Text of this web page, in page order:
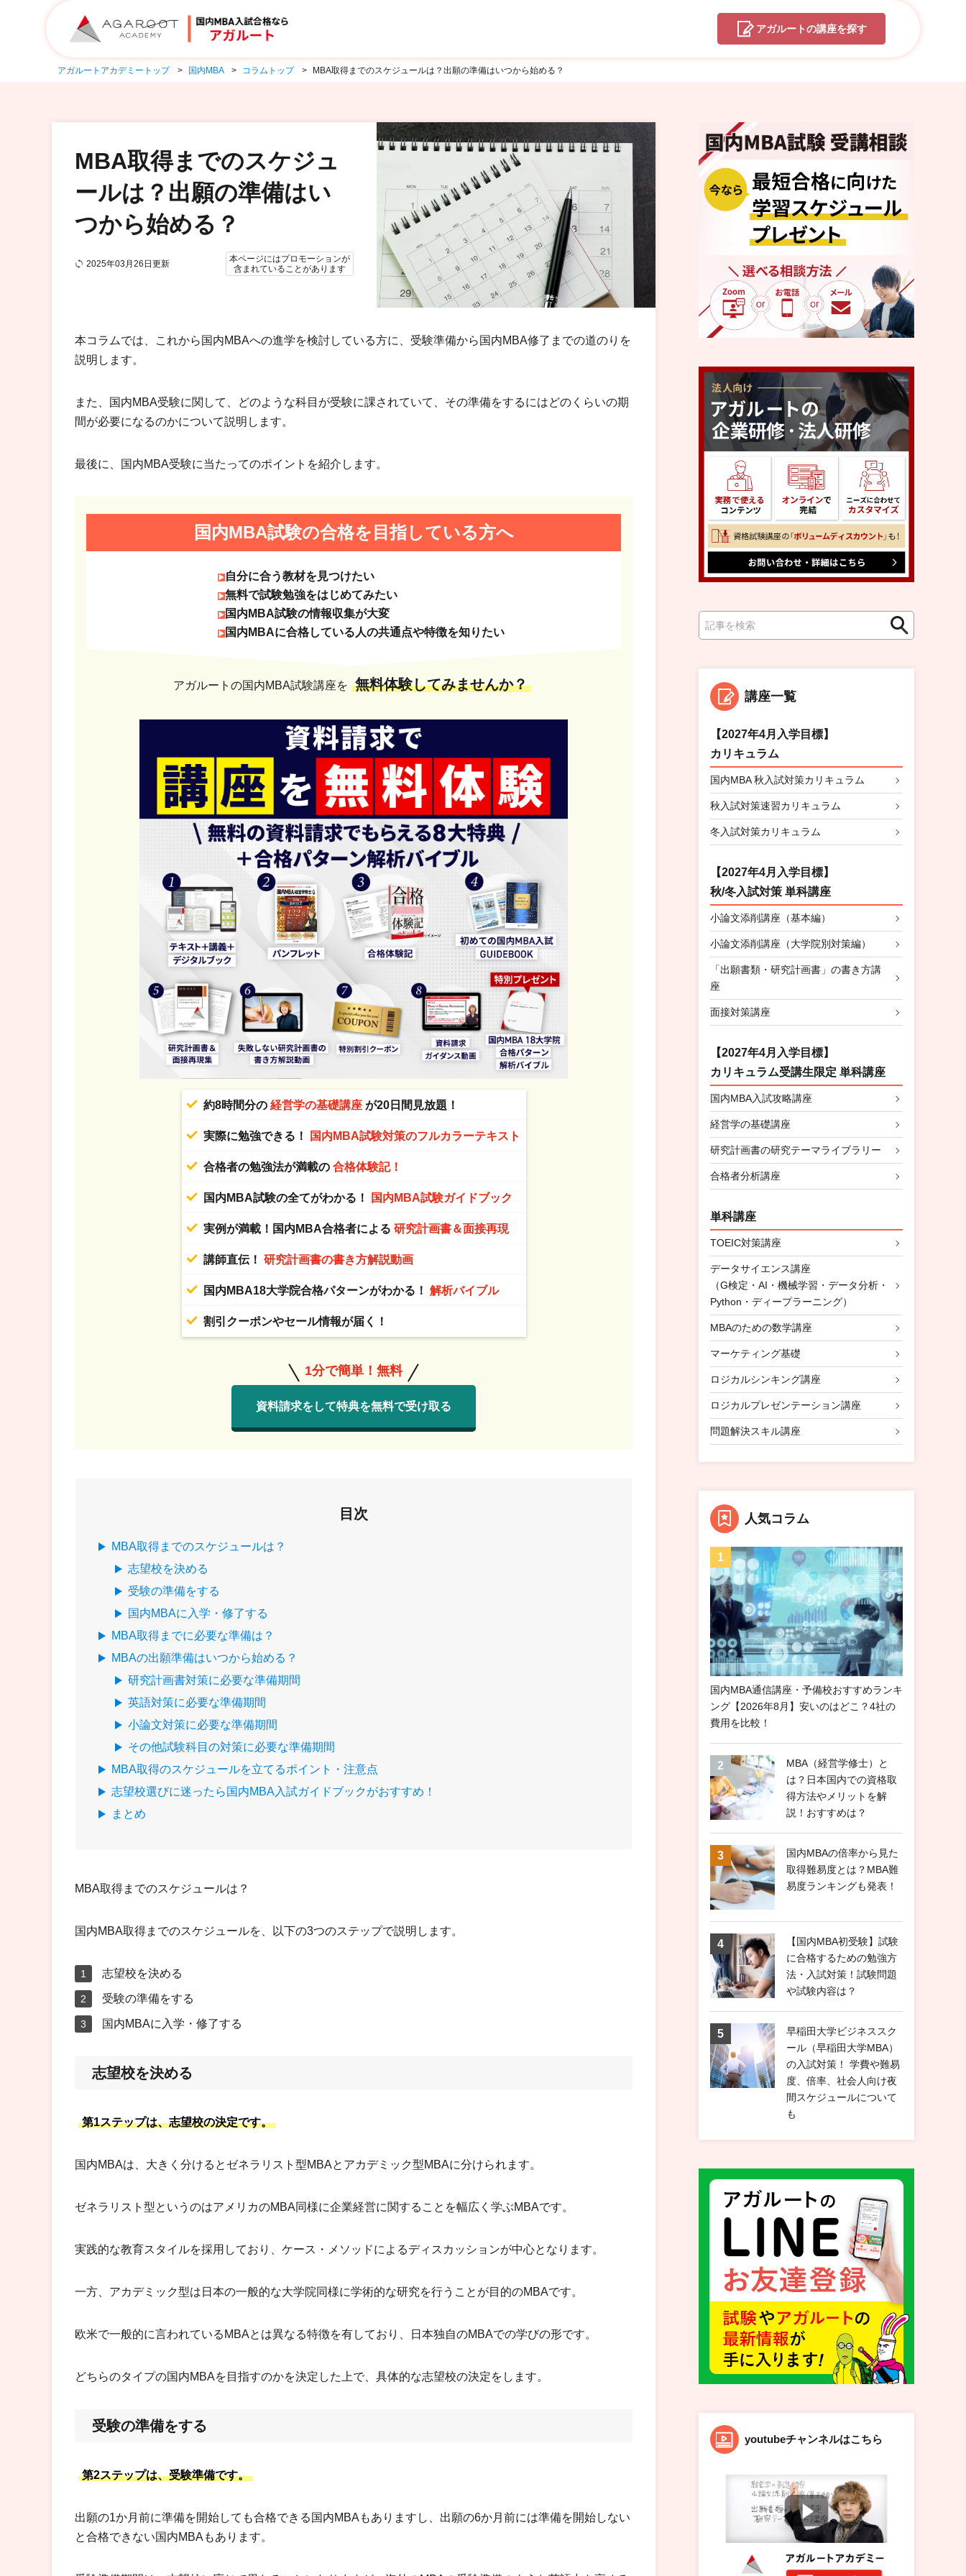
アガルートの講座を探す
アガルートアカデミートップ 国内MBA コラムトップ MBA取得までのスケジュールは？出願の準備はいつから始める？
MBA取得までのスケジュ
ールは？出願の準備はい
つから始める？
2025年03月26日更新
本ページにはプロモーションが
含まれていることがあります
本コラムでは、これから国内MBAへの進学を検討している方に、受験準備から国内MBA修了までの道のりを
説明します。
また、国内MBA受験に関して、どのような科目が受験に課されていて、その準備をするにはどのくらいの期
間が必要になるのかについて説明します。
最後に、国内MBA受験に当たってのポイントを紹介します。
国内MBA試験の合格を 目指している方へ
自分に合う教材を見つけたい
無料で試験勉強をはじめてみたい
国内MBA試験の情報収集が大変
国内MBAに合格している人の共通点や特徴を知りたい
アガルートの国内MBA試験講座を 無料体験してみませんか？
約8時間分の 経営学の基礎講座が20日間見放題！
実際に勉強できる！ 国内MBA試験対策のフルカラーテキスト
合格者の勉強法が満載の 合格体験記！
国内MBA試験の全てがわかる！ 国内MBA試験ガイドブック
実例が満載！国内MBA合格者による 研究計画書＆面接再現
講師直伝！ 研究計画書の書き方解説動画
国内MBA18大学院合格パターンがわかる！ 解析バイブル
割引クーポンやセール情報が届く！
1分で簡単！無料
資料請求をして特典を無料で受け取る
目次
MBA取得までのスケジュールは？
志望校を決める
受験の準備をする
国内MBAに入学・修了する
MBA取得までに必要な準備は？
MBAの出願準備はいつから始める？
研究計画書対策に必要な準備期間
英語対策に必要な準備期間
小論文対策に必要な準備期間
その他試験科目の対策に必要な準備期間
MBA取得のスケジュールを立てるポイント・注意点
志望校選びに迷ったら国内MBA入試ガイドブックがおすすめ！
まとめ
MBA取得までのスケジュールは？
国内MBA取得までのスケジュールを、以下の3つのステップで説明します。
志望校を決める
受験の準備をする
国内MBAに入学・修了する
志望校を決める
第1ステップは、志望校の決定です。
国内MBAは、大きく分けるとゼネラリスト型MBAとアカデミック型MBAに分けられます。
ゼネラリスト型というのはアメリカのMBA同様に企業経営に関することを幅広く学ぶMBAです。
実践的な教育スタイルを採用しており、ケース・メソッドによるディスカッションが中心となります。
一方、アカデミック型は日本の一般的な大学院同様に学術的な研究を行うことが目的のMBAです。
欧米で一般的に言われているMBAとは異なる特徴を有しており、日本独自のMBAでの学びの形です。
どちらのタイプの国内MBAを目指すのかを決定した上で、具体的な志望校の決定をします。
受験の準備をする
第2ステップは、受験準備です。
出願の1か月前に準備を開始しても合格できる国内MBAもありますし、出願の6か月前には準備を開始しない
と合格できない国内MBAもあります。
検
索
検
索
講座一覧
【2027年4月入学目標】
カリキュラム
国内MBA 秋入試対策カリキュラム
秋入試対策速習カリキュラム
冬入試対策カリキュラム
【2027年4月入学目標】
秋/冬入試対策 単科講座
小論文添削講座（基本編）
小論文添削講座（大学院別対策編）
「出願書類・研究計画書」の書き方講
座
面接対策講座
【2027年4月入学目標】
カリキュラム受講生限定 単科講座
国内MBA入試攻略講座
経営学の基礎講座
研究計画書の研究テーマライブラリー
合格者分析講座
単科講座
TOEIC対策講座
データサイエンス講座
（G検定・AI・機械学習・データ分析・
Python・ディープラーニング）
MBAのための数学講座
マーケティング基礎
ロジカルシンキング講座
ロジカルプレゼンテーション講座
問題解決スキル講座
人気コラム
国内MBA通信講座・予備校おすすめランキ
ング【2026年8月】安いのはどこ？4社の
費用を比較！
MBA（経営学修士）と
は？日本国内での資格取
得方法やメリットを解
説！おすすめは？
国内MBAの倍率から見た
取得難易度とは？MBA難
易度ランキングも発表！
【国内MBA初受験】試験
に合格するための勉強方
法・入試対策！試験問題
や試験内容は？
早稲田大学ビジネススク
ール（早稲田大学MBA）
の入試対策！ 学費や難易
度、倍率、社会人向け夜
間スケジュールについて
も
youtubeチャンネルはこちら